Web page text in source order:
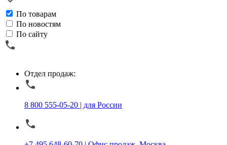
По товарам
По новостям
По сайту
Отдел продаж:
8 800 555-05-20 | для России